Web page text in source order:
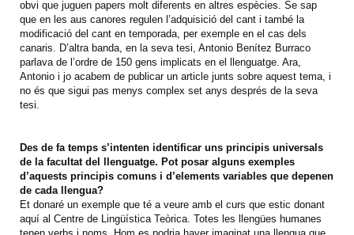
obvi que juguen papers molt diferents en altres espècies. Se sap
que en les aus canores regulen l’adquisició del cant i també la
modificació del cant en temporada, per exemple en el cas dels
canaris. D’altra banda, en la seva tesi, Antonio Benítez Burraco
parlava de l’ordre de 150 gens implicats en el llenguatge. Ara,
Antonio i jo acabem de publicar un article junts sobre aquest tema, i
no és que sigui pas menys complex set anys després de la seva
tesi.
Des de fa temps s’intenten identificar uns principis universals
de la facultat del llenguatge. Pot posar alguns exemples
d’aquests principis comuns i d’elements variables que depenen
de cada llengua?
Et donaré un exemple que té a veure amb el curs que estic donant
aquí al Centre de Lingüística Teòrica. Totes les llengües humanes